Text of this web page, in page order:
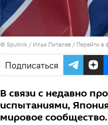
© Sputnik / Илья Питалев / Перейти в
Подписаться
В связи с недавно
испытаниями,
мировое сообщество.